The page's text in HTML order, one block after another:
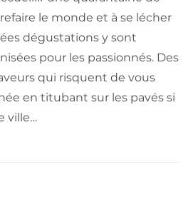
le monde et à se lécher
dégustations y sont
pour les passionnés. Des
qui risquent de vous
en titubant sur les pavés si
ville…